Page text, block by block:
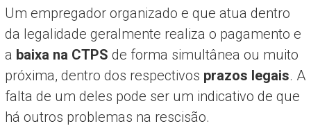
Um empregador organizado e que atua dentro
da legalidade geralmente realiza o pagamento e
a baixa na CTPS de forma simultânea ou muito
próxima, dentro dos respectivos prazos legais. A
falta de um deles pode ser um indicativo de que
há outros problemas na rescisão.